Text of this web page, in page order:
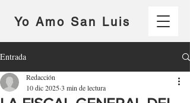
Yo Amo San Luis
Entrada
Redacción
10 dic 20253 min de lectura